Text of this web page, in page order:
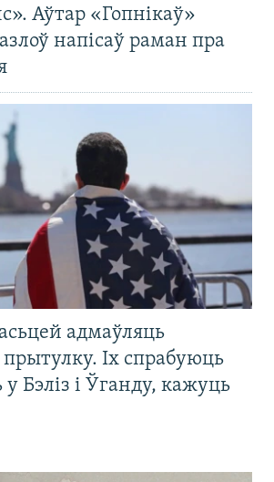
Аўтар «Гопнікаў»
напісаў раман пра
адмаўляць
Іх спрабуюць
у Бэліз і Ўганду, кажуць